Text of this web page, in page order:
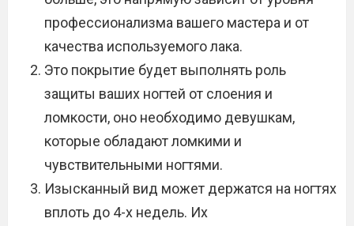
профессионализма вашего мастера и от
качества используемого лака.
Это покрытие будет выполнять роль
защиты ваших ногтей от слоения и
ломкости, оно необходимо девушкам,
которые обладают ломкими и
чувствительными ногтями.
Изысканный вид может держатся на ногтях
вплоть до 4-х недель. Их